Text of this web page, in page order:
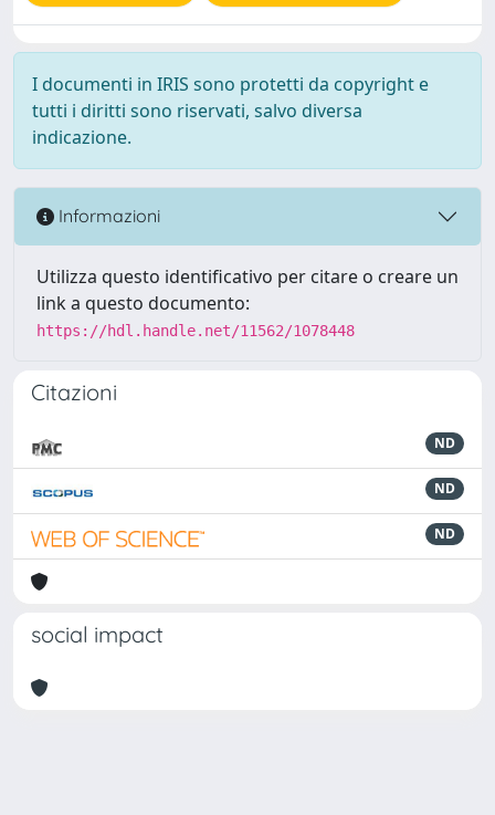
I documenti in IRIS sono protetti da copyright e
tutti i diritti sono riservati, salvo diversa
indicazione.
Informazioni
Utilizza questo identificativo per citare o creare un
link a questo documento:
https://hdl.handle.net/11562/1078448
Citazioni
ND
ND
ND
social impact